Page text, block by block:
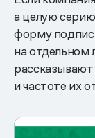
а целую
форму
на отдельном
рассказывают
и частоте их